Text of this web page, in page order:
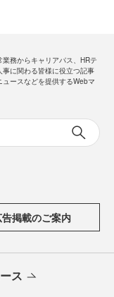
務からキャリアパス、HRテ
に関わる皆様に役立つ記事
ュースなどを提供するWebマ
告掲載のご案内
ス